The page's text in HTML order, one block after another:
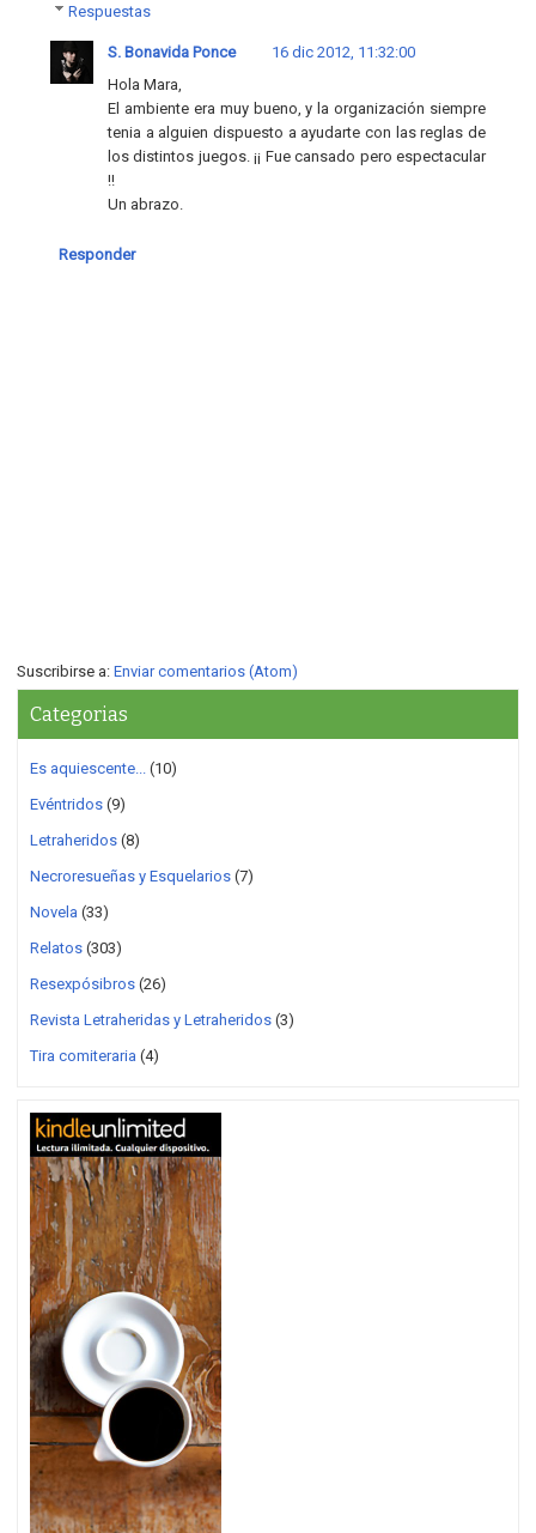
Respuestas
S. Bonavida Ponce
16 dic 2012, 11:32:00
Hola Mara,
El ambiente era muy bueno, y la organización siempre
tenia a alguien dispuesto a ayudarte con las reglas de
los distintos juegos. ¡¡ Fue cansado pero espectacular
!!
Un abrazo.
Responder
Suscribirse a: Enviar comentarios (Atom)
Categorias
Es aquiescente...
(10)
Evéntridos (9)
Letraheridos (8)
Necroresueñas y Esquelarios (7)
Novela (33)
Relatos (303)
Resexpósibros (26)
Revista Letraheridas y Letraheridos (3)
Tira comiteraria (4)